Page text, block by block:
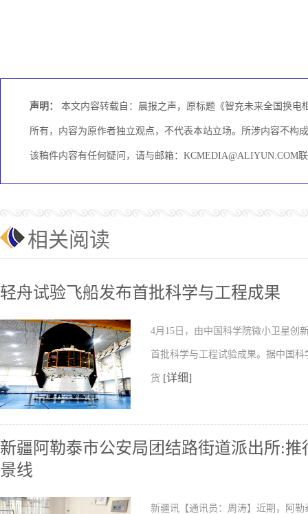
声明： 本文内容转载自：晨报之声，原标题《智充未来全国换
所有，内容为原作者独立观点，不代表本站立场。所涉内容不构
该稿件内容有任何疑问，请与邮箱：KCMEDIA@ALIYUN.COM
相关阅读
轻舟试验飞船发布首批科学与工程成果
4月15日，由中国科学院微小卫星创
首批科学与工程试验成果。据中国
货 [详细]
新疆阿勒泰市公安局团结路街道派出所:推
景线
新疆讯【通讯员：周涛】近期，阿